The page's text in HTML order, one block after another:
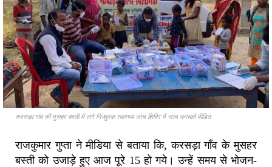
करसड़ा गांव की मुसहर बस्ती में लगे निःशुल्क स्वास्थ्य जांच शिविर में जांच करवाते पीड़ित
राजकुमार गुप्ता ने मीडिया से बताया कि, करसड़ा गाँव के मुसहर
बस्ती को उजाड़े हुए आज पूरे 15 हो गये। उन्हें समय से भोजन-